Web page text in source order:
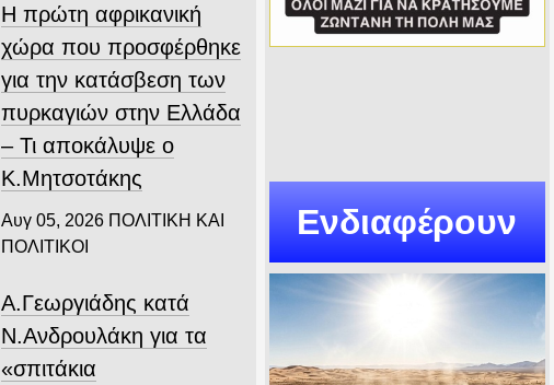
Η πρώτη αφρικανική
χώρα που προσφέρθηκε
για την κατάσβεση των
πυρκαγιών στην Ελλάδα
– Τι αποκάλυψε ο
Κ.Μητσοτάκης
Αυγ 05, 2026 ΠΟΛΙΤΙΚΗ ΚΑΙ
ΠΟΛΙΤΙΚΟΙ
Α.Γεωργιάδης κατά
Ν.Ανδρουλάκη για τα
«σπιτάκια
Ενδιαφέρουν